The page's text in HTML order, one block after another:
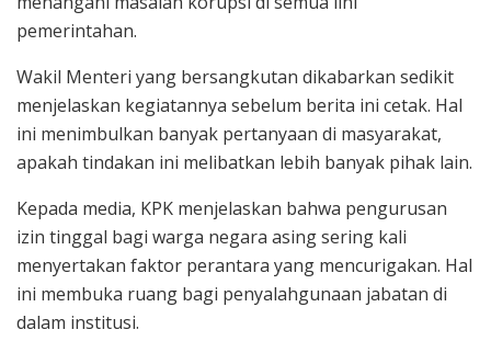
pemerintahan.
Wakil Menteri yang bersangkutan dikabarkan sedikit
menjelaskan kegiatannya sebelum berita ini cetak. Hal
ini menimbulkan banyak pertanyaan di masyarakat,
apakah tindakan ini melibatkan lebih banyak pihak lain.
Kepada media, KPK menjelaskan bahwa pengurusan
izin tinggal bagi warga negara asing sering kali
menyertakan faktor perantara yang mencurigakan. Hal
ini membuka ruang bagi penyalahgunaan jabatan di
dalam institusi.